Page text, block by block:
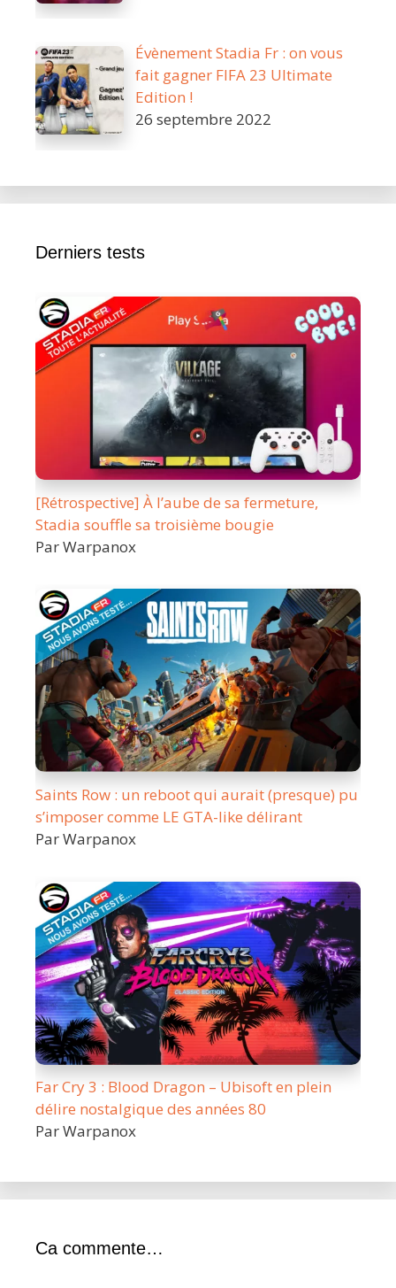
Évènement Stadia Fr : on vous
fait gagner FIFA 23 Ultimate
Edition !
26 septembre 2022
Derniers tests
[Rétrospective] À l’aube de sa fermeture,
Stadia souffle sa troisième bougie
Par Warpanox
Saints Row : un reboot qui aurait (presque) pu
s’imposer comme LE GTA-like délirant
Par Warpanox
Far Cry 3 : Blood Dragon – Ubisoft en plein
délire nostalgique des années 80
Par Warpanox
Ca commente…